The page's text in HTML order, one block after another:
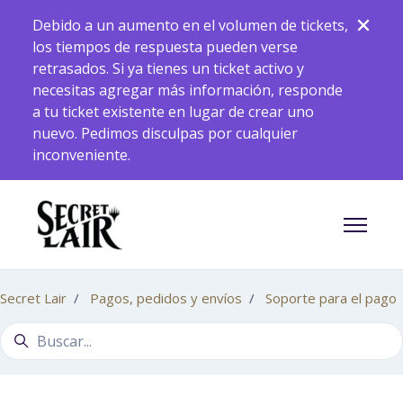
Debido a un aumento en el volumen de tickets,
los tiempos de respuesta pueden verse
retrasados. Si ya tienes un ticket activo y
necesitas agregar más información, responde
a tu ticket existente en lugar de crear uno
nuevo. Pedimos disculpas por cualquier
inconveniente.
Abrir/
Secret Lair Pagos, pedidos y envíos Soporte para el pago
Búsqueda